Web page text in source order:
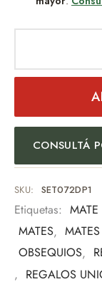
–Bombilla
–Caja con
(ventana)12cm x
Un obsequio
buen gusto.
Uso personal
Eventos
Amantes del
Una pieza
tradición.
CONSULTÁ
SKU: SET072DP1
Etiquetas:
MATES,
OBSEQUIOS,
, REGALOS